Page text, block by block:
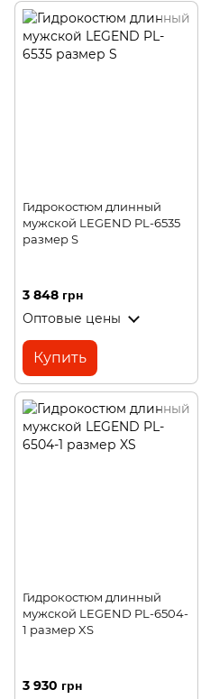
Гидрокостюм длинный
мужской LEGEND PL-6535
размер S
3 848 грн
Оптовые цены
Купить
Гидрокостюм длинный
мужской LEGEND PL-6504-
1 размер XS
3 930 грн